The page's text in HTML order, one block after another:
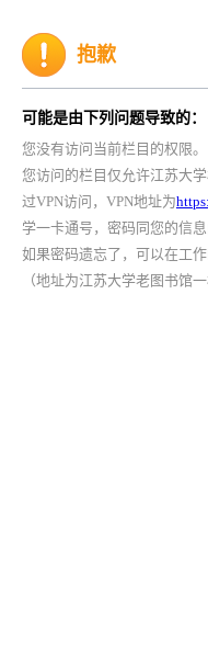
抱歉
可能是由下列问题导致的：
您没有访问当前栏目的权限。
您访问的栏目仅允许江苏大
过VPN访问，VPN地址为
学一卡通号，密码同您的信息
如果密码遗忘了，可以在工
（地址为江苏大学老图书馆一